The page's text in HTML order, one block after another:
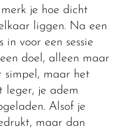
je hoe dicht
liggen. Na een
in voor een sessie
doel, alleen maar
simpel, maar het
leger, je adem
Alsof je
maar dan